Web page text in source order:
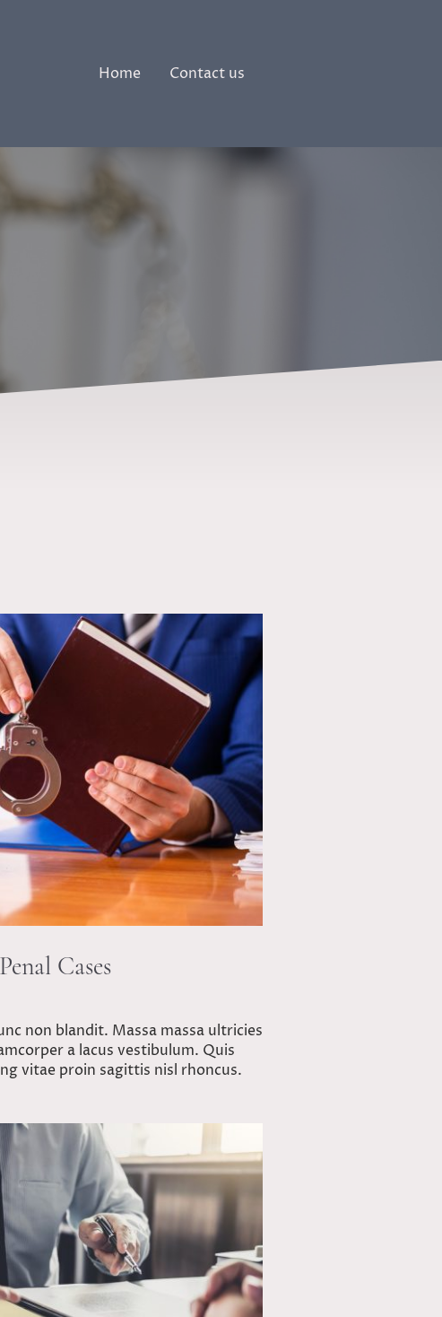
Home Contact us
Penal Cases
non blandit. Massa massa ultricies
a lacus vestibulum. Quis
vitae proin sagittis nisl rhoncus.